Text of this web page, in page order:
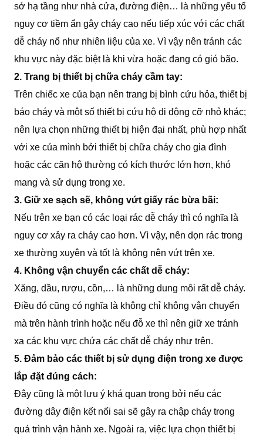
sở hạ tầng như nhà cửa, đường điện… là những yếu tố
nguy cơ tiềm ẩn gây cháy cao nếu tiếp xúc với các chất
dễ cháy nổ như nhiên liệu của xe. Vì vậy nên tránh các
khu vực này đặc biệt là khi vừa hoặc đang có gió bão.
2. Trang bị thiết bị chữa cháy cầm tay:
Trên chiếc xe của bạn nên trang bị bình cứu hỏa, thiết bị
báo cháy và một số thiết bị cứu hộ di động cỡ nhỏ khác;
nên lựa chọn những thiết bị hiện đại nhất, phù hợp nhất
với xe của mình bởi thiết bị chữa cháy cho gia đình
hoặc các căn hộ thường có kích thước lớn hơn, khó
mang và sử dụng trong xe.
3. Giữ xe sạch sẽ, không vứt giấy rác bừa bãi:
Nếu trên xe bạn có các loại rác dễ cháy thì có nghĩa là
nguy cơ xảy ra cháy cao hơn. Vì vậy, nên dọn rác trong
xe thường xuyên và tốt là không nên vứt trên xe.
4. Không vận chuyển các chất dễ cháy:
Xăng, dầu, rượu, cồn,… là những dung môi rất dễ cháy.
Điều đó cũng có nghĩa là không chỉ không vận chuyển
mà trên hành trình hoặc nếu đỗ xe thì nên giữ xe tránh
xa các khu vực chứa các chất dễ cháy như trên.
5. Đảm bảo các thiết bị sử dụng điện trong xe được
lắp đặt đúng cách:
Đây cũng là một lưu ý khá quan trọng bởi nếu các
đường dây điện kết nối sai sẽ gây ra chập cháy trong
quá trình vận hành xe. Ngoài ra, việc lựa chọn thiết bị